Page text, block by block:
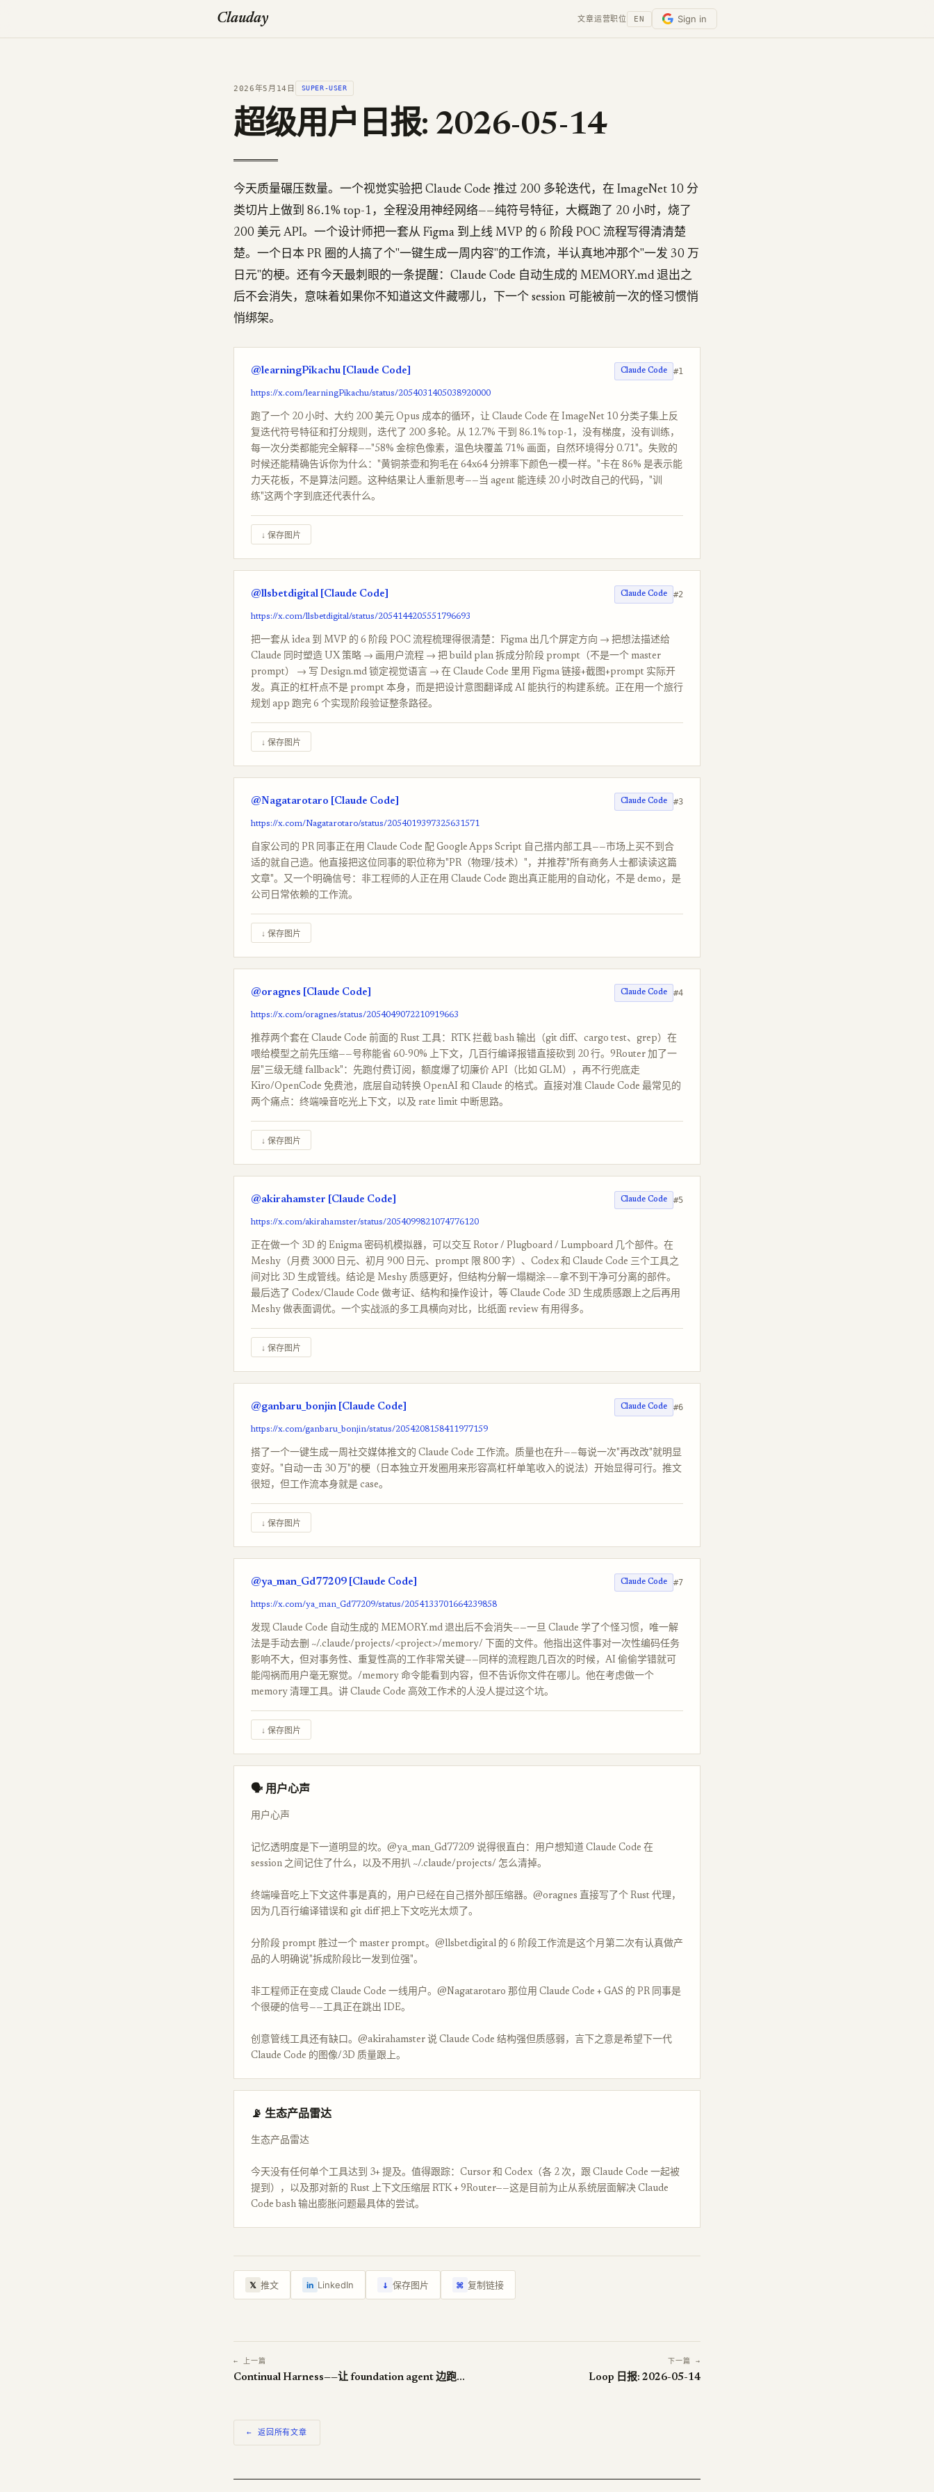
Clauday 文章运营职位 EN Sign in
2026年5月14日 SUPER-USER
超级用户日报: 2026-05-14
今天质量碾压数量。一个视觉实验把 Claude Code 推过 200 多轮迭代，在 ImageNet 10 分
类切片上做到 86.1% top-1，全程没用神经网络——纯符号特征，大概跑了 20 小时，烧了
200 美元 API。一个设计师把一套从 Figma 到上线 MVP 的 6 阶段 POC 流程写得清清楚
楚。一个日本 PR 圈的人搞了个"一键生成一周内容"的工作流，半认真地冲那个"一发 30 万
日元"的梗。还有今天最刺眼的一条提醒：Claude Code 自动生成的 MEMORY.md 退出之
后不会消失，意味着如果你不知道这文件藏哪儿，下一个 session 可能被前一次的怪习惯悄
悄绑架。
@learningPikachu [Claude Code] Claude Code #1
https://x.com/learningPikachu/status/2054031405038920000
跑了一个 20 小时、大约 200 美元 Opus 成本的循环，让 Claude Code 在 ImageNet 10 分类子集上反
复迭代符号特征和打分规则，迭代了 200 多轮。从 12.7% 干到 86.1% top-1，没有梯度，没有训练，
每一次分类都能完全解释——"58% 金棕色像素，温色块覆盖 71% 画面，自然环境得分 0.71"。失败的
时候还能精确告诉你为什么："黄铜茶壶和狗毛在 64x64 分辨率下颜色一模一样。"卡在 86% 是表示能
力天花板，不是算法问题。这种结果让人重新思考——当 agent 能连续 20 小时改自己的代码，"训
练"这两个字到底还代表什么。
↓ 保存图片
@llsbetdigital [Claude Code] Claude Code #2
https://x.com/llsbetdigital/status/2054144205551796693
把一套从 idea 到 MVP 的 6 阶段 POC 流程梳理得很清楚：Figma 出几个屏定方向 → 把想法描述给
Claude 同时塑造 UX 策略 → 画用户流程 → 把 build plan 拆成分阶段 prompt（不是一个 master
prompt） → 写 Design.md 锁定视觉语言 → 在 Claude Code 里用 Figma 链接+截图+prompt 实际开
发。真正的杠杆点不是 prompt 本身，而是把设计意图翻译成 AI 能执行的构建系统。正在用一个旅行
规划 app 跑完 6 个实现阶段验证整条路径。
↓ 保存图片
@Nagatarotaro [Claude Code] Claude Code #3
https://x.com/Nagatarotaro/status/2054019397325631571
自家公司的 PR 同事正在用 Claude Code 配 Google Apps Script 自己搭内部工具——市场上买不到合
适的就自己造。他直接把这位同事的职位称为"PR（物理/技术）"，并推荐"所有商务人士都读读这篇
文章"。又一个明确信号：非工程师的人正在用 Claude Code 跑出真正能用的自动化，不是 demo，是
公司日常依赖的工作流。
↓ 保存图片
@oragnes [Claude Code] Claude Code #4
https://x.com/oragnes/status/2054049072210919663
推荐两个套在 Claude Code 前面的 Rust 工具：RTK 拦截 bash 输出（git diff、cargo test、grep）在
喂给模型之前先压缩——号称能省 60-90% 上下文，几百行编译报错直接砍到 20 行。9Router 加了一
层"三级无缝 fallback"：先跑付费订阅，额度爆了切廉价 API（比如 GLM），再不行兜底走
Kiro/OpenCode 免费池，底层自动转换 OpenAI 和 Claude 的格式。直接对准 Claude Code 最常见的
两个痛点：终端噪音吃光上下文，以及 rate limit 中断思路。
↓ 保存图片
@akirahamster [Claude Code] Claude Code #5
https://x.com/akirahamster/status/2054099821074776120
正在做一个 3D 的 Enigma 密码机模拟器，可以交互 Rotor / Plugboard / Lumpboard 几个部件。在
Meshy（月费 3000 日元、初月 900 日元、prompt 限 800 字）、Codex 和 Claude Code 三个工具之
间对比 3D 生成管线。结论是 Meshy 质感更好，但结构分解一塌糊涂——拿不到干净可分离的部件。
最后选了 Codex/Claude Code 做考证、结构和操作设计，等 Claude Code 3D 生成质感跟上之后再用
Meshy 做表面调优。一个实战派的多工具横向对比，比纸面 review 有用得多。
↓ 保存图片
@ganbaru_bonjin [Claude Code] Claude Code #6
https://x.com/ganbaru_bonjin/status/2054208158411977159
搭了一个一键生成一周社交媒体推文的 Claude Code 工作流。质量也在升——每说一次"再改改"就明显
变好。"自动一击 30 万"的梗（日本独立开发圈用来形容高杠杆单笔收入的说法）开始显得可行。推文
很短，但工作流本身就是 case。
↓ 保存图片
@ya_man_Gd77209 [Claude Code] Claude Code #7
https://x.com/ya_man_Gd77209/status/2054133701664239858
发现 Claude Code 自动生成的 MEMORY.md 退出后不会消失——一旦 Claude 学了个怪习惯，唯一解
法是手动去删 ~/.claude/projects/<project>/memory/ 下面的文件。他指出这件事对一次性编码任务
影响不大，但对事务性、重复性高的工作非常关键——同样的流程跑几百次的时候，AI 偷偷学错就可
能闯祸而用户毫无察觉。/memory 命令能看到内容，但不告诉你文件在哪儿。他在考虑做一个
memory 清理工具。讲 Claude Code 高效工作术的人没人提过这个坑。
↓ 保存图片
🗣 用户心声
用户心声
记忆透明度是下一道明显的坎。@ya_man_Gd77209 说得很直白：用户想知道 Claude Code 在
session 之间记住了什么，以及不用扒 ~/.claude/projects/ 怎么清掉。
终端噪音吃上下文这件事是真的，用户已经在自己搭外部压缩器。@oragnes 直接写了个 Rust 代理，
因为几百行编译错误和 git diff 把上下文吃光太烦了。
分阶段 prompt 胜过一个 master prompt。@llsbetdigital 的 6 阶段工作流是这个月第二次有认真做产
品的人明确说"拆成阶段比一发到位强"。
非工程师正在变成 Claude Code 一线用户。@Nagatarotaro 那位用 Claude Code + GAS 的 PR 同事是
个很硬的信号——工具正在跳出 IDE。
创意管线工具还有缺口。@akirahamster 说 Claude Code 结构强但质感弱，言下之意是希望下一代
Claude Code 的图像/3D 质量跟上。
📡 生态产品雷达
生态产品雷达
今天没有任何单个工具达到 3+ 提及。值得跟踪：Cursor 和 Codex（各 2 次，跟 Claude Code 一起被
提到），以及那对新的 Rust 上下文压缩层 RTK + 9Router——这是目前为止从系统层面解决 Claude
Code bash 输出膨胀问题最具体的尝试。
𝕏 推文 in LinkedIn ↓ 保存图片 ⌘ 复制链接
← 上一篇
Continual Harness——让 foundation agent 边跑边自我升级
下一篇 →
Loop 日报: 2026-05-14
← 返回所有文章